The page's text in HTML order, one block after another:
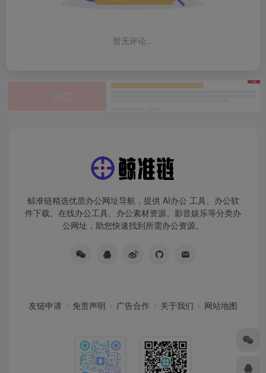
暂无评论...
鲸准链精选优质办公网址导航，提供 AI办公 工具、办公软
件下载、在线办公工具、办公素材资源、影音娱乐等分类办
公网址，助您快速找到所需办公资源。
友链申请 免责声明 广告合作 关于我们 网站地图